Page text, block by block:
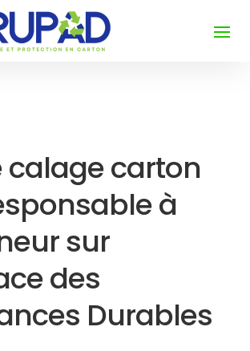
calage carton
à
sur
des
Durables